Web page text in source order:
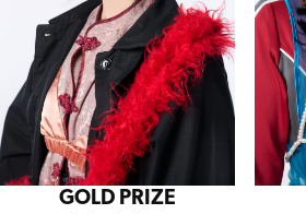
GOLD PRIZE